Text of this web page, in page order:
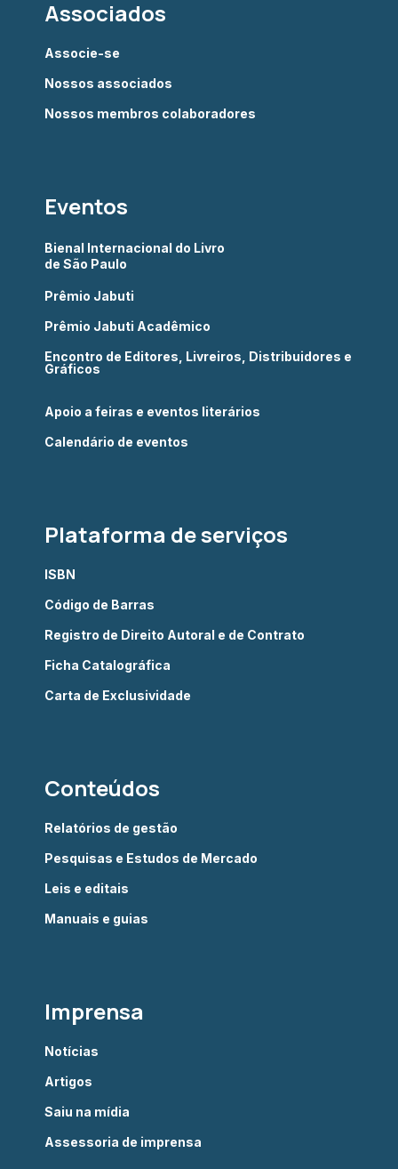
Associados
Associe-se
Nossos associados
Nossos membros colaboradores
Eventos
Bienal Internacional do Livro
de São Paulo
Prêmio Jabuti
Prêmio Jabuti Acadêmico
Encontro de Editores, Livreiros, Distribuidores e
Gráficos
Apoio a feiras e eventos literários
Calendário de eventos
Plataforma de serviços
ISBN
Código de Barras
Registro de Direito Autoral e de Contrato
Ficha Catalográfica
Carta de Exclusividade
Conteúdos
Relatórios de gestão
Pesquisas e Estudos de Mercado
Leis e editais
Manuais e guias
Imprensa
Notícias
Artigos
Saiu na mídia
Assessoria de imprensa